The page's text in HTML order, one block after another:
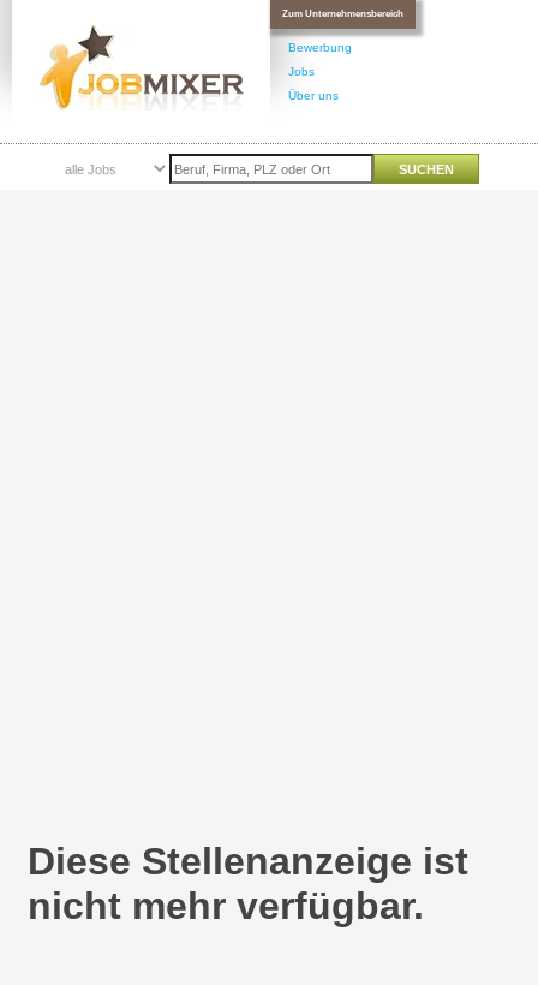
Zum Unternehmensbereich
Bewerbung
Jobs
Über uns